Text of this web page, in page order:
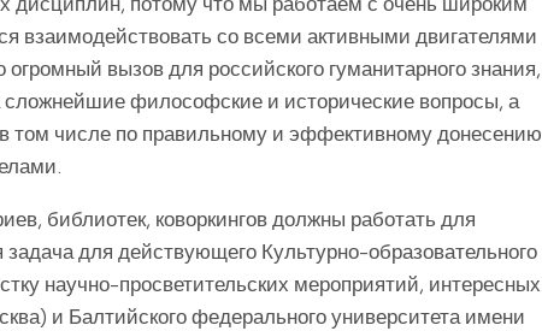
взаимодействовать со всеми активными двигателями
вызов для российского гуманитарного знания,
сложнейшие философские и исторические вопросы, а
том числе по правильному и эффективному донесению
библиотек, коворкингов должны работать для
задача для действующего Культурно-образовательного
научно-просветительских мероприятий, интересных
и Балтийского федерального университета имени